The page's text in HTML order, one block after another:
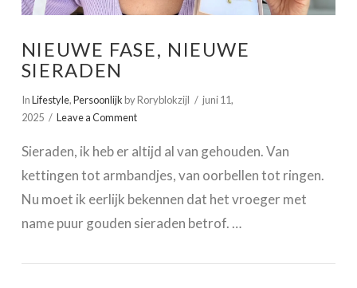
NIEUWE FASE, NIEUWE
SIERADEN
InLifestyle,Persoonlijk by Roryblokzijl
juni 11,
2025
Leave a Comment
Sieraden, ik heb er altijd al van gehouden. Van
kettingen tot armbandjes, van oorbellen tot ringen.
Nu moet ik eerlijk bekennen dat het vroeger met
name puur gouden sieraden betrof. …